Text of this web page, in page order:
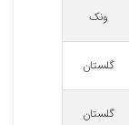
ونک
گلستان
گلستان